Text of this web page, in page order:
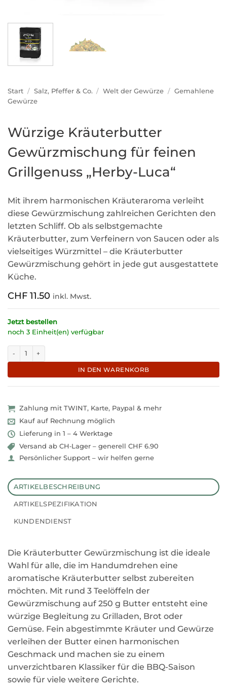
Start / Salz, Pfeffer & Co. / Welt der Gewürze / Gemahlene
Gewürze
Würzige Kräuterbutter
Gewürzmischung für feinen
Grillgenuss „Herby-Luca“
Mit ihrem harmonischen Kräuteraroma verleiht
diese Gewürzmischung zahlreichen Gerichten den
letzten Schliff. Ob als selbstgemachte
Kräuterbutter, zum Verfeinern von Saucen oder als
vielseitiges Würzmittel – die Kräuterbutter
Gewürzmischung gehört in jede gut ausgestattete
Küche.
CHF 11.50 inkl. Mwst.
Jetzt bestellen
noch 3 Einheit(en) verfügbar
Würzige Kräuterbutter Gewürzmischung für feinen Grillgenuss "Herby-
IN DEN WARENKORB
Zahlung mit TWINT, Karte, Paypal & mehr
Kauf auf Rechnung möglich
Lieferung in 1 – 4 Werktage
Versand ab CH‑Lager – generell CHF 6.90
Persönlicher Support – wir helfen gerne
ARTIKELBESCHREIBUNG
ARTIKELSPEZIFIKATION
KUNDENDIENST
Die Kräuterbutter Gewürzmischung ist die ideale
Wahl für alle, die im Handumdrehen eine
aromatische Kräuterbutter selbst zubereiten
möchten. Mit rund 3 Teelöffeln der
Gewürzmischung auf 250 g Butter entsteht eine
würzige Begleitung zu Grilladen, Brot oder
Gemüse. Fein abgestimmte Kräuter und Gewürze
verleihen der Butter einen harmonischen
Geschmack und machen sie zu einem
unverzichtbaren Klassiker für die BBQ-Saison
sowie für viele weitere Gerichte.